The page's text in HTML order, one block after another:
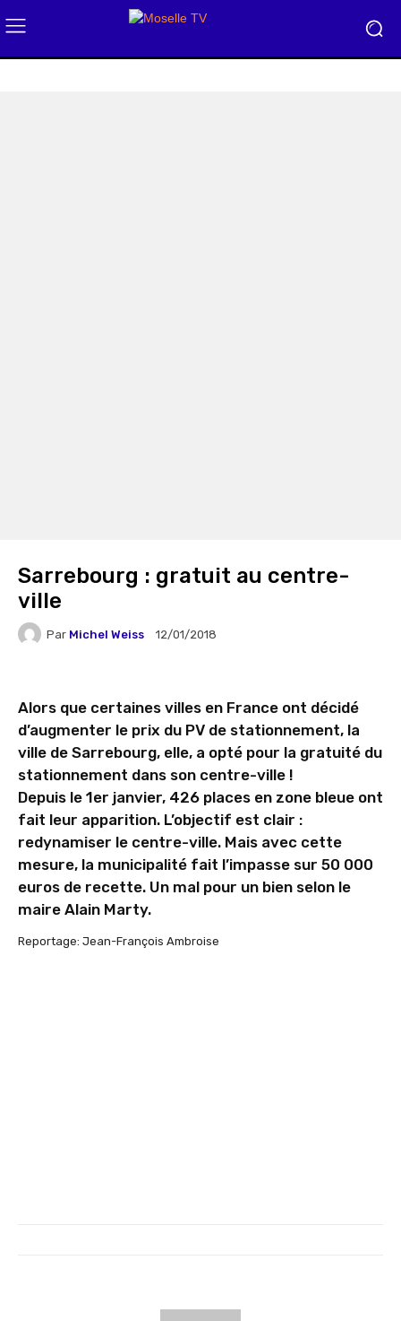
Sarrebourg : gratuit au centre-
ville
Par Michel Weiss 12/01/2018
Alors que certaines villes en France ont décidé
d’augmenter le prix du PV de stationnement, la
ville de Sarrebourg, elle, a opté pour la gratuité du
stationnement dans son centre-ville !
Depuis le 1er janvier, 426 places en zone bleue ont
fait leur apparition. L’objectif est clair :
redynamiser le centre-ville. Mais avec cette
mesure, la municipalité fait l’impasse sur 50 000
euros de recette. Un mal pour un bien selon le
maire Alain Marty.
Reportage: Jean-François Ambroise